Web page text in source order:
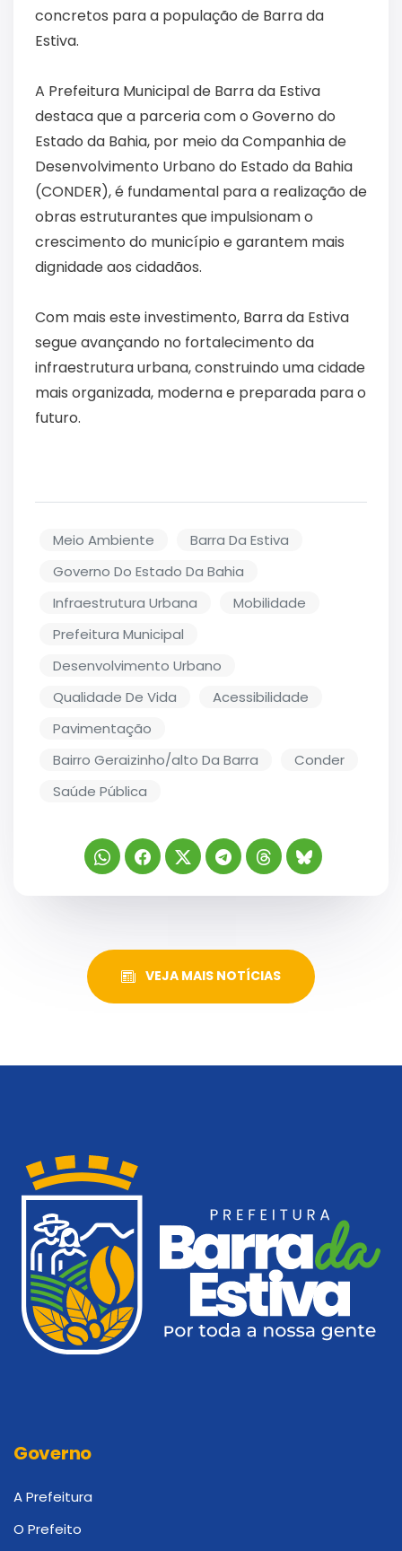
concretos para a população de Barra da
Estiva.
A Prefeitura Municipal de Barra da Estiva
destaca que a parceria com o Governo do
Estado da Bahia, por meio da Companhia de
Desenvolvimento Urbano do Estado da Bahia
(CONDER), é fundamental para a realização de
obras estruturantes que impulsionam o
crescimento do município e garantem mais
dignidade aos cidadãos.
Com mais este investimento, Barra da Estiva
segue avançando no fortalecimento da
infraestrutura urbana, construindo uma cidade
mais organizada, moderna e preparada para o
futuro.
Meio Ambiente
Barra Da Estiva
Governo Do Estado Da Bahia
Infraestrutura Urbana
Mobilidade
Prefeitura Municipal
Desenvolvimento Urbano
Qualidade De Vida
Acessibilidade
Pavimentação
Bairro Geraizinho/alto Da Barra
Conder
Saúde Pública
VEJA MAIS NOTÍCIAS
Governo
A Prefeitura
O Prefeito